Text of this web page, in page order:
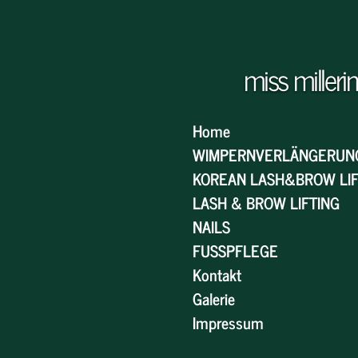
miss millerin
Home
KOREAN LASH&BROW
LASH & BROW LIFTING
NAILS
FUSSPFLEGE
Kontakt
Galerie
Impressum